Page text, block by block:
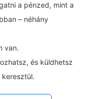
a pénzed, mint a
– néhány
van.
és küldhetsz